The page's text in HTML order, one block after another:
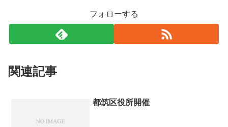
フォローする
関連記事
都筑区役所開催